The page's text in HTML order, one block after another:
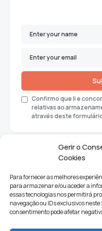
Gerir o
Cookies
Para fornecer as melhores
para armazenar e/ou aceder a
essas tecnologias nos permitirá
navegação ou IDs exclusivos
consentimento pode afetar
Confirmo que li e
relativas ao
através deste